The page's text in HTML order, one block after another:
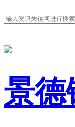
景德